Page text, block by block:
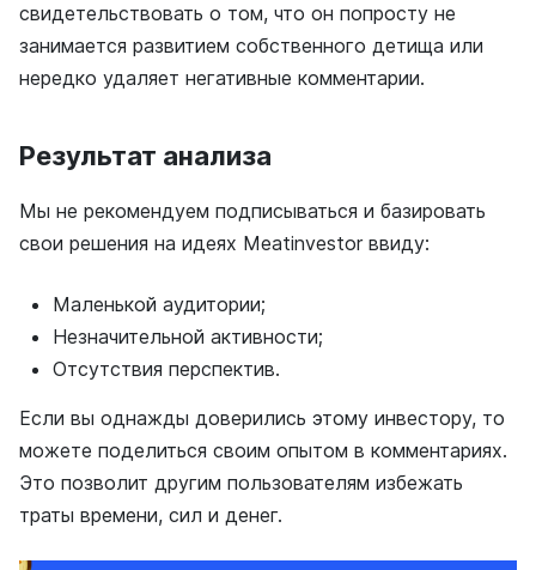
свидетельствовать о том, что он попросту не
занимается развитием собственного детища или
нередко удаляет негативные комментарии.
Результат анализа
Мы не рекомендуем подписываться и базировать
свои решения на идеях Meatinvestor ввиду:
Маленькой аудитории;
Незначительной активности;
Отсутствия перспектив.
Если вы однажды доверились этому инвестору, то
можете поделиться своим опытом в комментариях.
Это позволит другим пользователям избежать
траты времени, сил и денег.